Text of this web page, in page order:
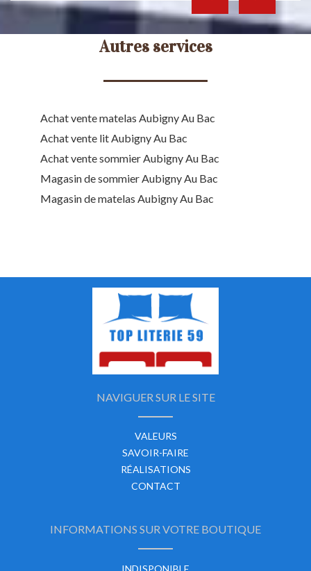
Autres services
Achat vente matelas Aubigny Au Bac
Achat vente lit Aubigny Au Bac
Achat vente sommier Aubigny Au Bac
Magasin de sommier Aubigny Au Bac
Magasin de matelas Aubigny Au Bac
NAVIGUER SUR LE SITE
VALEURS
SAVOIR-FAIRE
RÉALISATIONS
CONTACT
INFORMATIONS SUR VOTRE BOUTIQUE
INDISPONIBLE